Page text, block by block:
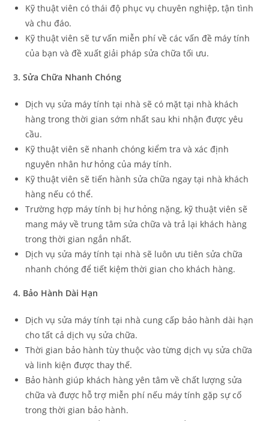
Kỹ thuật viên có thái độ phục vụ chuyên nghiệp, tận tình
và chu đáo.
Kỹ thuật viên sẽ tư vấn miễn phí về các vấn đề máy tính
của bạn và đề xuất giải pháp sửa chữa tối ưu.
3. Sửa Chữa Nhanh Chóng
Dịch vụ sửa máy tính tại nhà sẽ có mặt tại nhà khách
hàng trong thời gian sớm nhất sau khi nhận được yêu
cầu.
Kỹ thuật viên sẽ nhanh chóng kiểm tra và xác định
nguyên nhân hư hỏng của máy tính.
Kỹ thuật viên sẽ tiến hành sửa chữa ngay tại nhà khách
hàng nếu có thể.
Trường hợp máy tính bị hư hỏng nặng, kỹ thuật viên sẽ
mang máy về trung tâm sửa chữa và trả lại khách hàng
trong thời gian ngắn nhất.
Dịch vụ sửa máy tính tại nhà sẽ luôn ưu tiên sửa chữa
nhanh chóng để tiết kiệm thời gian cho khách hàng.
4. Bảo Hành Dài Hạn
Dịch vụ sửa máy tính tại nhà cung cấp bảo hành dài hạn
cho tất cả dịch vụ sửa chữa.
Thời gian bảo hành tùy thuộc vào từng dịch vụ sửa chữa
và linh kiện được thay thế.
Bảo hành giúp khách hàng yên tâm về chất lượng sửa
chữa và được hỗ trợ miễn phí nếu máy tính gặp sự cố
trong thời gian bảo hành.